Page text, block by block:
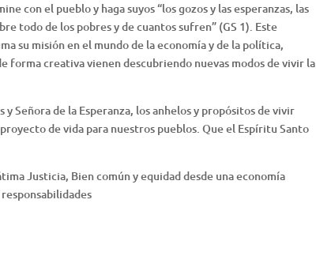
con el pueblo y haga suyos “los gozos y las esperanzas, las
todo de los pobres y de cuantos sufren” (GS 1). Este
su misión en el mundo de la economía y de la política,
forma creativa vienen descubriendo nuevas modos de vivir la
Señora de la Esperanza, los anhelos y propósitos de vivir
de vida para nuestros pueblos. Que el Espíritu Santo
Justicia, Bien común y equidad desde una economía